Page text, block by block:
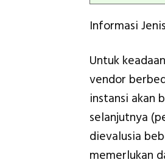
Informasi
Untuk
vendor
instansi akan
selanjutnya
dievalusia
memerlukan